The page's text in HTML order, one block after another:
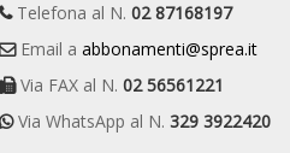
Telefona al N. 02 87168197
Email a abbonamenti@sprea.it
Via FAX al N. 02 56561221
Via WhatsApp al N. 329 3922420